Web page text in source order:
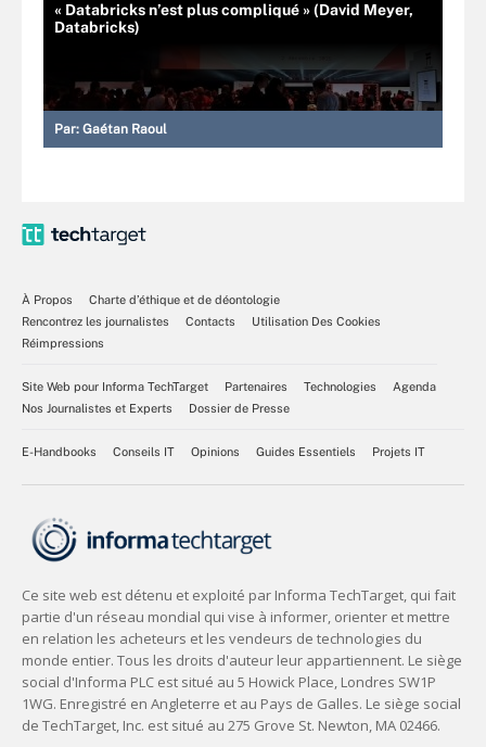
« Databricks n’est plus compliqué » (David Meyer,
Databricks)
Par: Gaétan Raoul
À Propos
Charte d’éthique et de déontologie
Rencontrez les journalistes
Contacts
Utilisation Des Cookies
Réimpressions
Site Web pour Informa TechTarget Partenaires Technologies
Agenda
Nos Journalistes et Experts
Dossier de Presse
E-Handbooks Conseils IT Opinions Guides Essentiels Projets IT